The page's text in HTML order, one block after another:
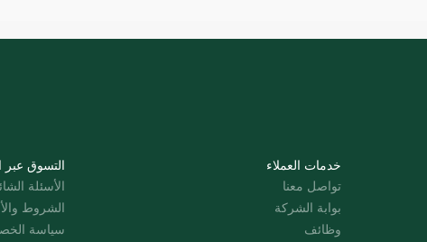
التسوق عبر
الأسئلة
الشروط
سياسة
خدمات العملاء
تواصل معنا
بوابة الشركة
وظائف